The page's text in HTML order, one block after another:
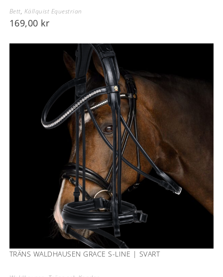
Bett, Källquist Equestrian
169,00 kr
TRÄNS WALDHAUSEN GRACE S-LINE | SVART